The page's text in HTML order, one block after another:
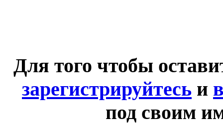
Для того чтобы
зарегистрируйтесь и
под своим